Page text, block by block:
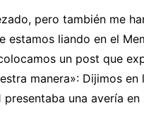
pero también me
estamos liando en el
un post que
manera»: Dijimos
una avería